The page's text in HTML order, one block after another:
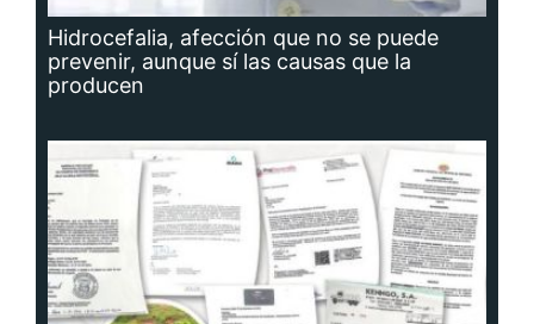
Hidrocefalia, afección que no se puede
prevenir, aunque sí las causas que la
producen